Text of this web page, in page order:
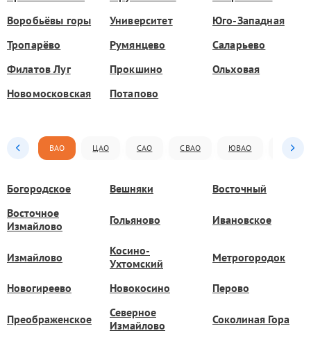
Воробьёвы горы
Университет
Юго-Западная
Тропарёво
Румянцево
Саларьево
Филатов Луг
Прокшино
Ольховая
Новомосковская
Потапово
ВАО ЦАО САО СВАО ЮВАО ЮАО
Богородское Вешняки
Восточный
Восточное
Измайлово
Гольяново Ивановское
Измайлово
Косино-
Ухтомский
Метрогородок
Новогиреево Новокосино Перово
Преображенское
Северное
Измайлово
Соколиная Гора